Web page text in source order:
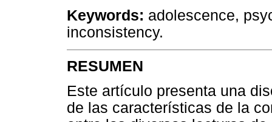
Keywords: adolescence,
inconsistency.
RESUMEN
Este artículo presenta una
de las características de la